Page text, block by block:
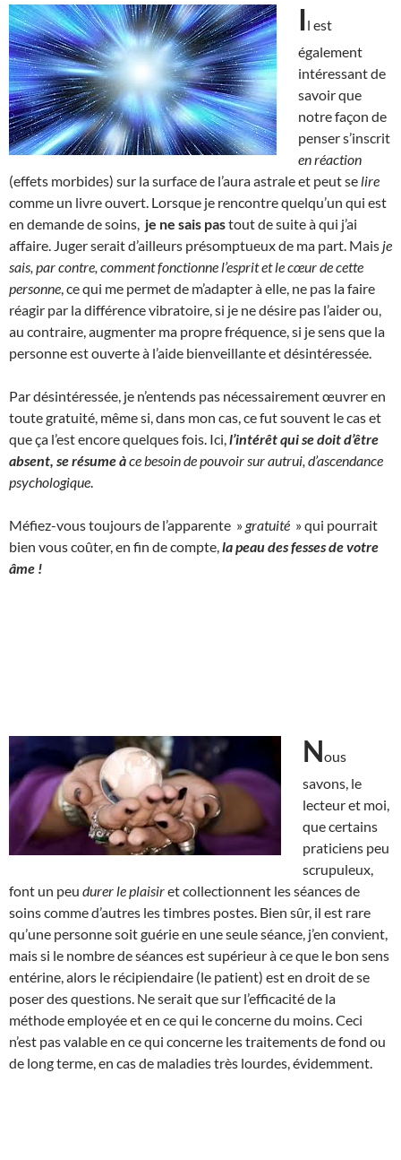
Il est
également
intéressant de
savoir que
notre façon de
penser s’inscrit
en réaction
(effets morbides) sur la surface de l’aura astrale et peut se lire
comme un livre ouvert. Lorsque je rencontre quelqu’un qui est
en demande de soins, je ne sais pastout de suite à qui j’ai
affaire. Juger serait d’ailleurs présomptueux de ma part. Mais je
sais, par contre, comment fonctionne l’esprit et le cœur de cette
personne , ce qui me permet de m’adapter à elle, ne pas la faire
réagir par la différence vibratoire, si je ne désire pas l’aider ou,
au contraire, augmenter ma propre fréquence, si je sens que la
personne est ouverte à l’aide bienveillante et désintéressée.
Par désintéressée, je n’entends pas nécessairement œuvrer en
toute gratuité, même si, dans mon cas, ce fut souvent le cas et
que ça l’est encore quelques fois. Ici, l’intérêt qui se doit d’être
absent, se résume àce besoin de pouvoir sur autrui, d’ascendance
psychologique
Méfiez-vous toujours de l’apparente » gratuité » qui pourrait
bien vous coûter, en fin de compte, la peau des fesses de votre
âme !
Nous
savons, le
lecteur et moi,
que certains
praticiens peu
scrupuleux,
font un peu durer le plaisiret collectionnent les séances de
soins comme d’autres les timbres postes. Bien sûr, il est rare
qu’une personne soit guérie en une seule séance, j’en convient,
mais si le nombre de séances est supérieur à ce que le bon sens
entérine, alors le récipiendaire (le patient) est en droit de se
poser des questions. Ne serait que sur l’efficacité de la
méthode employée et en ce qui le concerne du moins. Ceci
n’est pas valable en ce qui concerne les traitements de fond ou
de long terme, en cas de maladies très lourdes, évidemment.